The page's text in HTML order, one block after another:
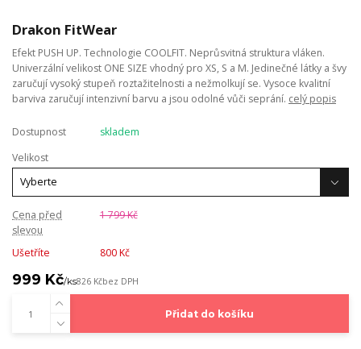
Drakon FitWear
Efekt PUSH UP. Technologie COOLFIT. Neprůsvitná struktura vláken.
Univerzální velikost ONE SIZE vhodný pro XS, S a M. Jedinečné látky a švy
zaručují vysoký stupeň roztažitelnosti a nežmolkují se. Vysoce kvalitní
barviva zaručují intenzivní barvu a jsou odolné vůči seprání. celý popis
Dostupnost
skladem
Velikost
Cena před
slevou
1 799 Kč
Ušetříte 800 Kč
999 Kč/ks826 Kčbez DPH
Přidat do košíku